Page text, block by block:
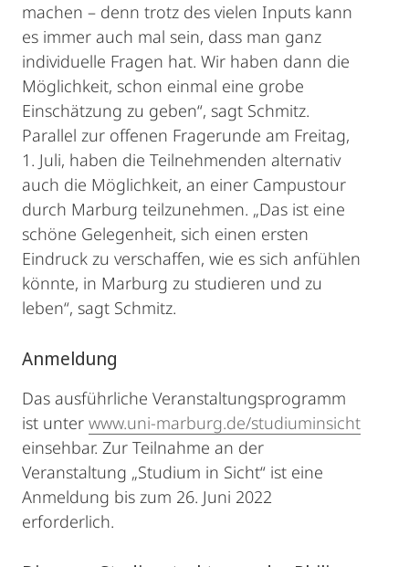
machen – denn trotz des vielen Inputs kann
es immer auch mal sein, dass man ganz
individuelle Fragen hat. Wir haben dann die
Möglichkeit, schon einmal eine grobe
Einschätzung zu geben“, sagt Schmitz.
Parallel zur offenen Fragerunde am Freitag,
1. Juli, haben die Teilnehmenden alternativ
auch die Möglichkeit, an einer Campustour
durch Marburg teilzunehmen. „Das ist eine
schöne Gelegenheit, sich einen ersten
Eindruck zu verschaffen, wie es sich anfühlen
könnte, in Marburg zu studieren und zu
leben“, sagt Schmitz.
Anmeldung
Das ausführliche Veranstaltungsprogramm
ist unter www.uni-marburg.de/studiuminsicht
einsehbar. Zur Teilnahme an der
Veranstaltung „Studium in Sicht“ ist eine
Anmeldung bis zum 26. Juni 2022
erforderlich.